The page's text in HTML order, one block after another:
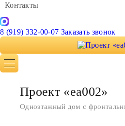
Контакты
8 (919) 332-00-07 Заказать звонок
Проект «ea002»
Одноэтажный дом с